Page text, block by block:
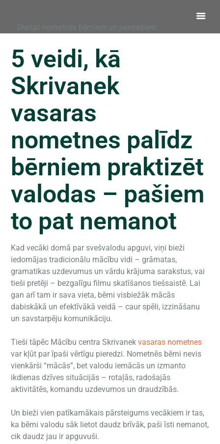
5 veidi, kā
Skrivanek
vasaras
nometnes palīdz
bērniem praktizēt
valodas – pašiem
to pat nemanot
Kad vecāki domā par svešvalodu apguvi, viņi bieži
iedomājas tradicionālu mācību vidi – grāmatas,
gramatikas uzdevumus un vārdu krājuma sarakstus, vai
tieši pretēji – bezgalīgu filmu skatīšanos tiešsaistē. Lai
gan arī tam ir sava vieta, bērni visbiežāk mācās
dabiskākā un efektīvākā veidā – caur spēli, izzināšanu
un savstarpēju komunikāciju.
Tieši tāpēc Mācību centra Skrivanekvasaras nometnes
var kļūt par īpaši vērtīgu pieredzi. Nometnēs bērni nevis
vienkārši “mācās”, bet valodu iemācās un izmanto
ikdienas dzīves situācijās – rotaļās, radošajās
aktivitātēs, komandu uzdevumos un draudzībās.
Un bieži vien patīkamākais pārsteigums vecākiem ir tas,
ka bērni valodu sāk lietot daudz brīvāk, paši īsti nemanot,
cik daudz jau ir apguvuši.